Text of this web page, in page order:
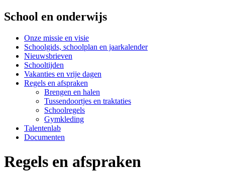
School en onderwijs
Onze missie en visie
Schoolgids, schoolplan en jaarkalender
Nieuwsbrieven
Schooltijden
Vakanties en vrije dagen
Regels en afspraken
Brengen en halen
Tussendoortjes en traktaties
Schoolregels
Gymkleding
Talentenlab
Documenten
Regels en afspraken